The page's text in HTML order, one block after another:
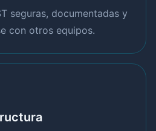
seguras, documentadas y
con otros equipos.